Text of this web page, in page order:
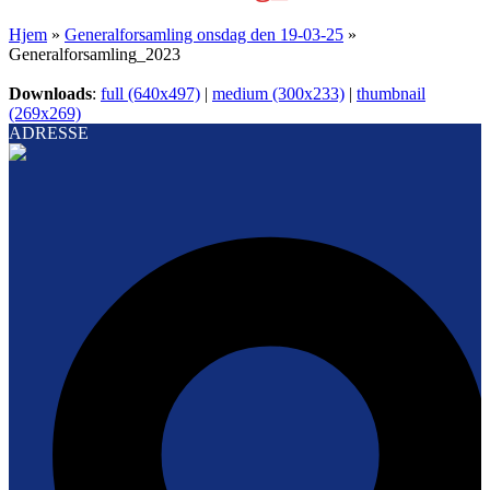
Hjem » Generalforsamling onsdag den 19-03-25 »
Generalforsamling_2023
Downloads: full (640x497) | medium (300x233) | thumbnail
(269x269)
ADRESSE